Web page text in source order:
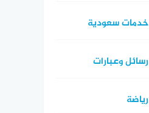
خدمات سعودية
رسائل وعبارات
رياضة